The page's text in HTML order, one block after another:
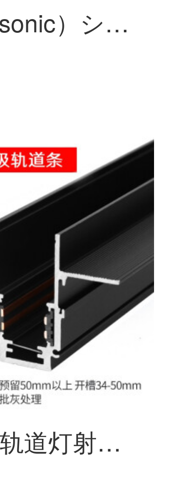
松下（Panasonic）シーリングライト ランプ套餐LEDシーリングライト客厅灯インテリジェントランプシーリングライト套餐 客厅灯米家智控 米家インテリジェント套餐
丹辉led磁吸轨道灯射灯无主灯家用北欧客厅餐厅装嵌入式磁吸灯办公酒店线条灯商用照明ランプ 1米加厚轨道